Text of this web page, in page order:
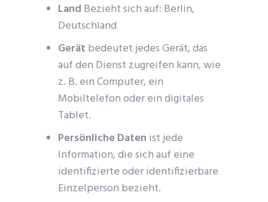
Land Bezieht sich auf: Berlin,
Deutschland
Gerät bedeutet jedes Gerät, das
auf den Dienst zugreifen kann, wie
z. B. ein Computer, ein
Mobiltelefon oder ein digitales
Tablet.
Persönliche Daten ist jede
Information, die sich auf eine
identifizierte oder identifizierbare
Einzelperson bezieht.